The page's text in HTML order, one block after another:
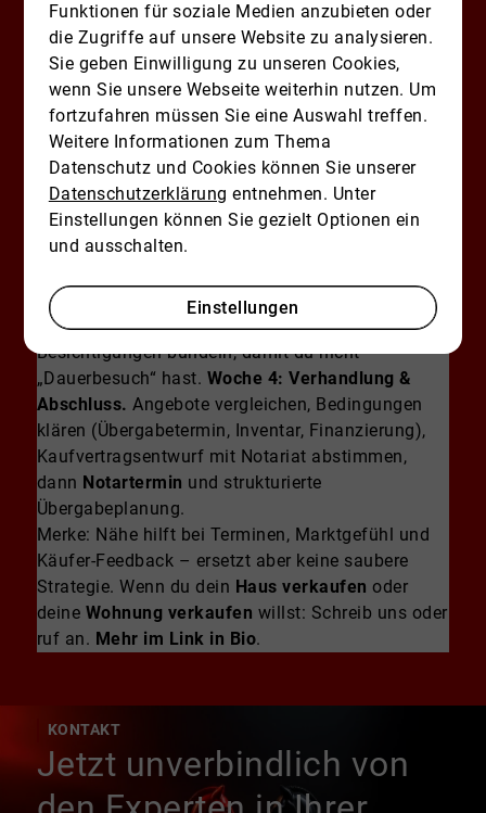
startest du die Unterlagen (z. B.
Grundbuchauszug, Energieausweis,
Teilungserklärung bei Wohnung, Protokolle,
Nachweise zu Modernisierungen).Woche 2:
Vorbereitung & Exposé.Objekt-Check, kleine
Optimierungen (Licht, Ordnung, ggf. Mini-
Reparaturen), Foto-/Textkonzept, Grundrisse
aufbereiten, Exposé erstellen – transparent und
rechtssicher formuliert.
Woche 3: Vermarktung & Besichtigungen.
Off‑Market‑Ansprache. Wichtig: Anfragen
qualifizieren (z. B. Finanzierungsrahmen) und
Besichtigungen bündeln, damit du nicht
„Dauerbesuch“ hast. Woche 4: Verhandlung &
Abschluss. Angebote vergleichen, Bedingungen
klären (Übergabetermin, Inventar, Finanzierung),
Kaufvertragsentwurf mit Notariat abstimmen,
dann Notartermin und strukturierte
Übergabeplanung.
Merke: Nähe hilft bei Terminen, Marktgefühl und
Käufer-Feedback – ersetzt aber keine saubere
Strategie. Wenn du dein Haus verkaufen oder
deine Wohnung verkaufen willst: Schreib uns oder
ruf an. Mehr im Link in Bio.
KONTAKT
Jetzt unverbindlich von
Funktionen für soziale Medien anzubieten oder
die Zugriffe auf unsere Website zu analysieren.
Sie geben Einwilligung zu unseren Cookies,
wenn Sie unsere Webseite weiterhin nutzen. Um
fortzufahren müssen Sie eine Auswahl treffen.
Weitere Informationen zum Thema
Datenschutz und Cookies können Sie unserer
Datenschutzerklärung entnehmen. Unter
Einstellungen können Sie gezielt Optionen ein
und ausschalten.
Einstellungen